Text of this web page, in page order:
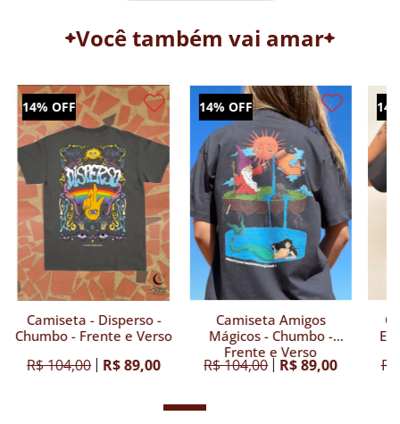
Você também vai amar
14% OFF
Camiseta - Disperso -
Chumbo - Frente e Verso
R$ 104,00 R$ 89,00
14% OFF
Camiseta Amigos
Mágicos - Chumbo -
Frente e Verso
R$ 104,00 R$ 89,00